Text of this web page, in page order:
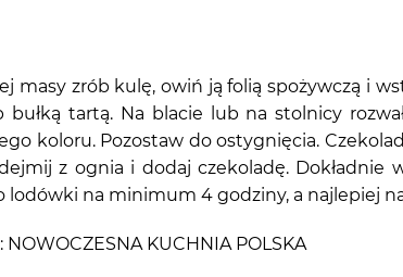
masy zrób kulę, owiń ją folią spożywczą
tartą. Na blacie lub na stolnicy
koloru. Pozostaw do ostygnięcia.
z ognia i dodaj czekoladę. Dokładnie
na minimum 4 godziny, a najlepiej na
KUCHNIA POLSKA